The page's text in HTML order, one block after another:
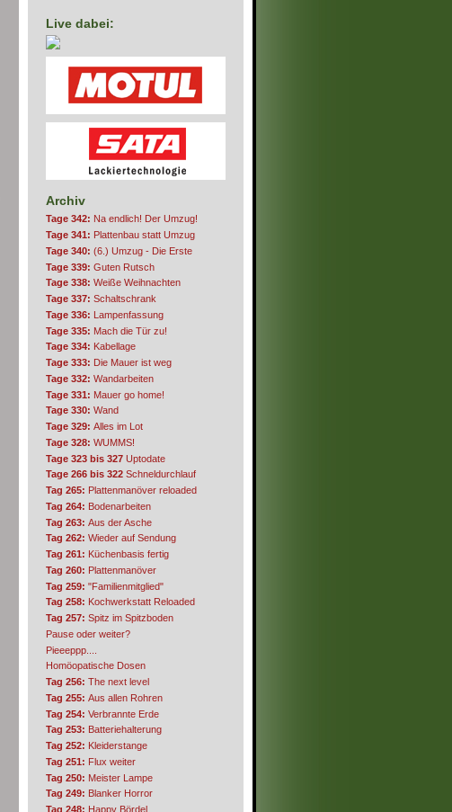
Live dabei:
Archiv
Tage 342: Na endlich! Der Umzug!
Tage 341: Plattenbau statt Umzug
Tage 340: (6.) Umzug - Die Erste
Tage 339: Guten Rutsch
Tage 338: Weiße Weihnachten
Tage 337: Schaltschrank
Tage 336: Lampenfassung
Tage 335: Mach die Tür zu!
Tage 334: Kabellage
Tage 333: Die Mauer ist weg
Tage 332: Wandarbeiten
Tage 331: Mauer go home!
Tage 330: Wand
Tage 329: Alles im Lot
Tage 328: WUMMS!
Tage 323 bis 327 Uptodate
Tage 266 bis 322 Schneldurchlauf
Tag 265: Plattenmanöver reloaded
Tag 264: Bodenarbeiten
Tag 263: Aus der Asche
Tag 262: Wieder auf Sendung
Tag 261: Küchenbasis fertig
Tag 260: Plattenmanöver
Tag 259: "Familienmitglied"
Tag 258: Kochwerkstatt Reloaded
Tag 257: Spitz im Spitzboden
Pause oder weiter?
Pieeeppp....
Homöopatische Dosen
Tag 256: The next level
Tag 255: Aus allen Rohren
Tag 254: Verbrannte Erde
Tag 253: Batteriehalterung
Tag 252: Kleiderstange
Tag 251: Flux weiter
Tag 250: Meister Lampe
Tag 249: Blanker Horror
Tag 248: Happy Bördel